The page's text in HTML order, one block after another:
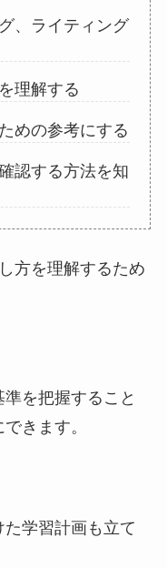
、ライティング
理解する
めの参考にする
認する方法を知
方を理解するため
を把握すること
きます。
学習計画も立て